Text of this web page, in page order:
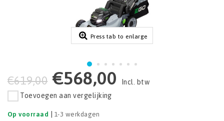
Press tab to enlarge
€619,00 €568,00
Incl. btw
Toevoegen aan vergelijking
Op voorraad | 1-3 werkdagen